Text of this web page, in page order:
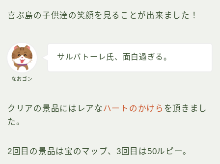
喜ぶ島の子供達の笑顔を見ることが出来ました！
なおゴン
サルバトーレ氏、面白過ぎる。
クリアの景品にはレアな ハートのかけら を頂きまし
た。
2回目の景品は宝のマップ、3回目は50ルピー。